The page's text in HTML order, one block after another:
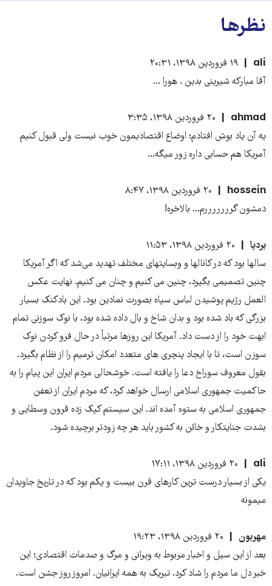
نظرها
ali
۱۹ فروردین ۱۳۹۸، ۲۰:۳۱
آقا مبارکه شیرینی بدین . هورا ...
ahmad
۲۰ فروردین ۱۳۹۸، ۳:۳۵
یه آن یاد بوش افتادم؛ اوضاع اقتصادیمون خوب نیست ولی قبول کنیم
آمریکا هم حسابی داره زور میگه...
hossein
۲۰ فروردین ۱۳۹۸، ۸:۴۷
دمشون گرررررررم... بالاخره!
بردیا
۲۰ فروردین ۱۳۹۸، ۱۱:۵۳
سالها بود که در کانالها و وبسایتهای مختلف تهدید می‌شد که اگر آمریکا
چنین تصمیمی بگیرد، چنین می کنیم و چنان می کنیم. نهایت عکس
العمل رژیم پوشیدن لباس سپاه بصورت نمادین بود. این بادکنک بسیار
بزرگی که باد شده بود و بدان شاخ و بال داده شده بود، با نوک سوزنی تمام
ابهت خود را از دست داد. آمریکا این روزها مرتباً در حال فرو کردن نوک
سوزن است، تا با ایجاد پنچری های متعدد امکان ترمیم را از نظام بگیرد.
بقول معروف سوراخ دعا را یافته است. خوشحالی مردم ایران این پیام را به
حاکمیت جمهوری اسلامی ارسال خواهد کرد، که مردم ایران از تعفن
جمهوری اسلامی به ستوه آمده اند. این سیستم کپک زده قرون وسطایی و
بشدت جنایتکار و خائن به کشور باید هر چه زودتر برچیده شود.
ali
۲۰ فروردین ۱۳۹۸، ۱۷:۱۱
یکی از بسیار درست ترین کارهای قرن بیست و یکم بود که در تاریخ جاویدان
میمونه
مهربون
۲۰ فروردین ۱۳۹۸، ۱۹:۲۳
بعد از این سیل و اخبار مربوط به ویرانی و مرگ و صدمات اقتصادی؛ این
خبر دل ما مردم را شاد کرد. تبریک به همه ایرانیان. امروز روز جشن است.